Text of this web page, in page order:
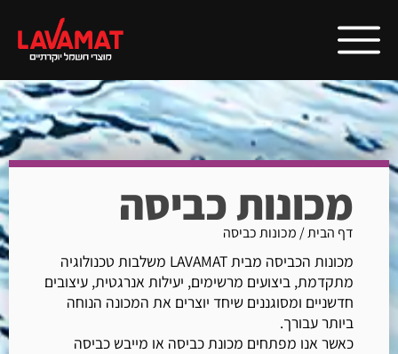
מכונות כביסה
דף הבית/ מכונות כביסה
מכונות הכביסה מבית LAVAMAT משלבות טכנולוגיה
מתקדמת, ביצועים מרשימים, יעילות אנרגטית, עיצובים
חדשניים ומסוגננים שיחד יוצרים את המכונה הנוחה
ביותר עבורך.
כאשר אנו מפתחים מכונת כביסה או מייבש כביסה